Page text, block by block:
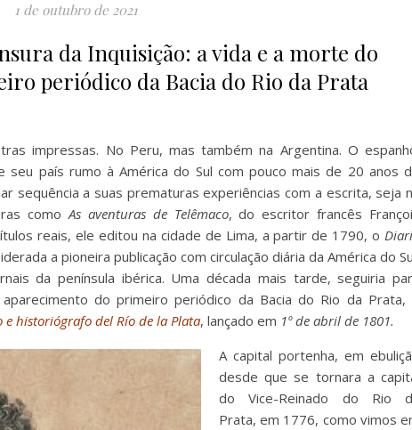
1 de outubro de 2021
da Inquisição: a vida e a morte do
periódico da Bacia do Rio da Prata
impressas. No Peru, mas também na Argentina. O
seu país rumo à América do Sul com pouco mais de 20 anos
sequência a suas prematuras experiências com a escrita, seja
comoAs aventuras de Telêmaco, do escritor francês
reais, ele editou na cidade de Lima, a partir de 1790, o
a pioneira publicação com circulação diária da América do
da península ibérica. Uma década mais tarde, seguiria
do primeiro periódico da Bacia do Rio da Prata,
e historiógrafo del Río de la Plata, lançado em 1º de abril de 1801.
A capital portenha, em
desde que se tornara a
do Vice-Reinado do Rio
Prata, em 1776, como vimos